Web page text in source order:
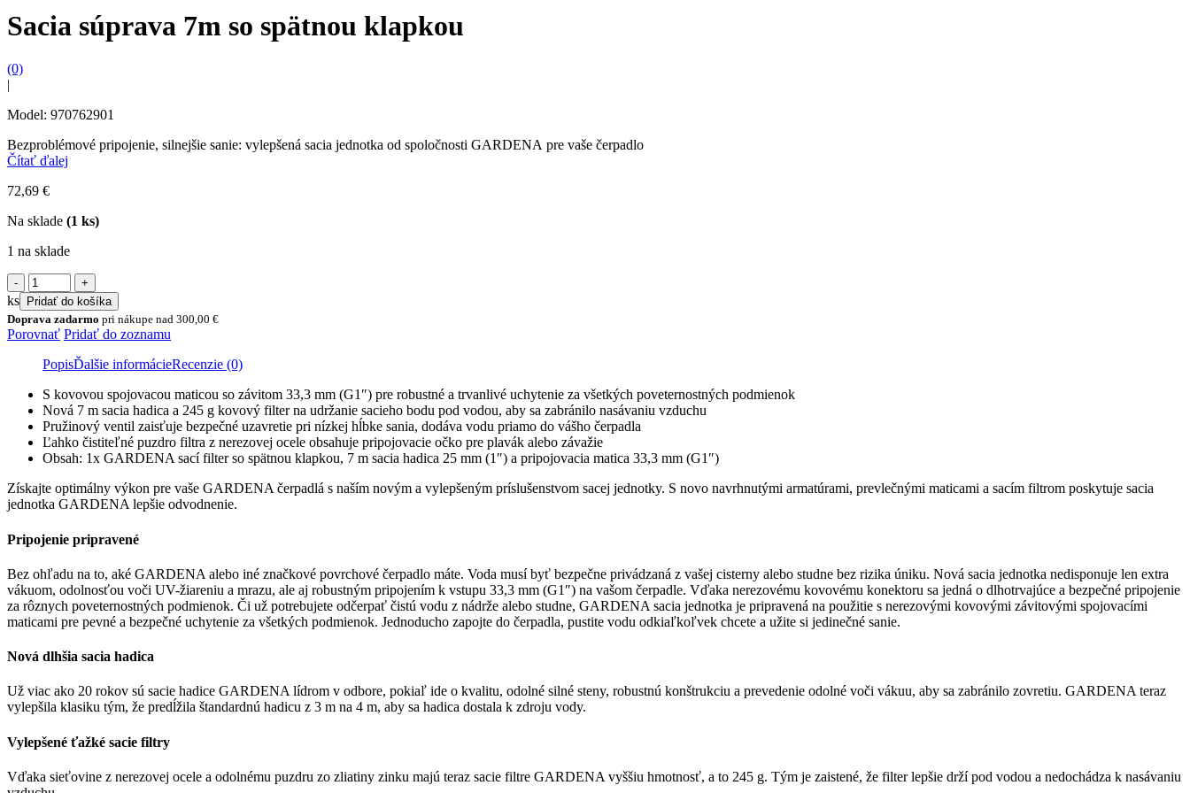
Sacia súprava 7m so spätnou klapkou
(0)
|
Model: 970762901
Bezproblémové pripojenie, silnejšie sanie: vylepšená sacia jednotka od spoločnosti GARDENA pre vaše čerpadlo
Čítať ďalej
72,69 €
Na sklade (1 ks)
1 na sklade
množstvo
Sacia
súprava
7m
so
spätnou
klapkou
ks
Pridať do košíka
Doprava zadarmo pri nákupe nad 300,00 €
Porovnať Pridať do zoznamu
PopisĎalšie informácieRecenzie (0)
S kovovou spojovacou maticou so závitom 33,3 mm (G1″) pre robustné a trvanlivé uchytenie za všetkých poveternostných podmienok
Nová 7 m sacia hadica a 245 g kovový filter na udržanie sacieho bodu pod vodou, aby sa zabránilo nasávaniu vzduchu
Pružinový ventil zaisťuje bezpečné uzavretie pri nízkej hĺbke sania, dodáva vodu priamo do vášho čerpadla
Ľahko čistiteľné puzdro filtra z nerezovej ocele obsahuje pripojovacie očko pre plavák alebo závažie
Obsah: 1x GARDENA sací filter so spätnou klapkou, 7 m sacia hadica 25 mm (1″) a pripojovacia matica 33,3 mm (G1″)
Získajte optimálny výkon pre vaše GARDENA čerpadlá s naším novým a vylepšeným príslušenstvom sacej jednotky. S novo navrhnutými armatúrami, prevlečnými maticami a sacím filtrom poskytuje sacia
jednotka GARDENA lepšie odvodnenie.
Pripojenie pripravené
Bez ohľadu na to, aké GARDENA alebo iné značkové povrchové čerpadlo máte. Voda musí byť bezpečne privádzaná z vašej cisterny alebo studne bez rizika úniku. Nová sacia jednotka nedisponuje len extra
vákuom, odolnosťou voči UV-žiareniu a mrazu, ale aj robustným pripojením k vstupu 33,3 mm (G1″) na vašom čerpadle. Vďaka nerezovému kovovému konektoru sa jedná o dlhotrvajúce a bezpečné pripojenie
za rôznych poveternostných podmienok. Či už potrebujete odčerpať čistú vodu z nádrže alebo studne, GARDENA sacia jednotka je pripravená na použitie s nerezovými kovovými závitovými spojovacími
maticami pre pevné a bezpečné uchytenie za všetkých podmienok. Jednoducho zapojte do čerpadla, pustite vodu odkiaľkoľvek chcete a užite si jedinečné sanie.
Nová dlhšia sacia hadica
Už viac ako 20 rokov sú sacie hadice GARDENA lídrom v odbore, pokiaľ ide o kvalitu, odolné silné steny, robustnú konštrukciu a prevedenie odolné voči vákuu, aby sa zabránilo zovretiu. GARDENA teraz
vylepšila klasiku tým, že predĺžila štandardnú hadicu z 3 m na 4 m, aby sa hadica dostala k zdroju vody.
Vylepšené ťažké sacie filtry
Vďaka sieťovine z nerezovej ocele a odolnému puzdru zo zliatiny zinku majú teraz sacie filtre GARDENA vyššiu hmotnosť, a to 245 g. Tým je zaistené, že filter lepšie drží pod vodou a nedochádza k nasávaniu